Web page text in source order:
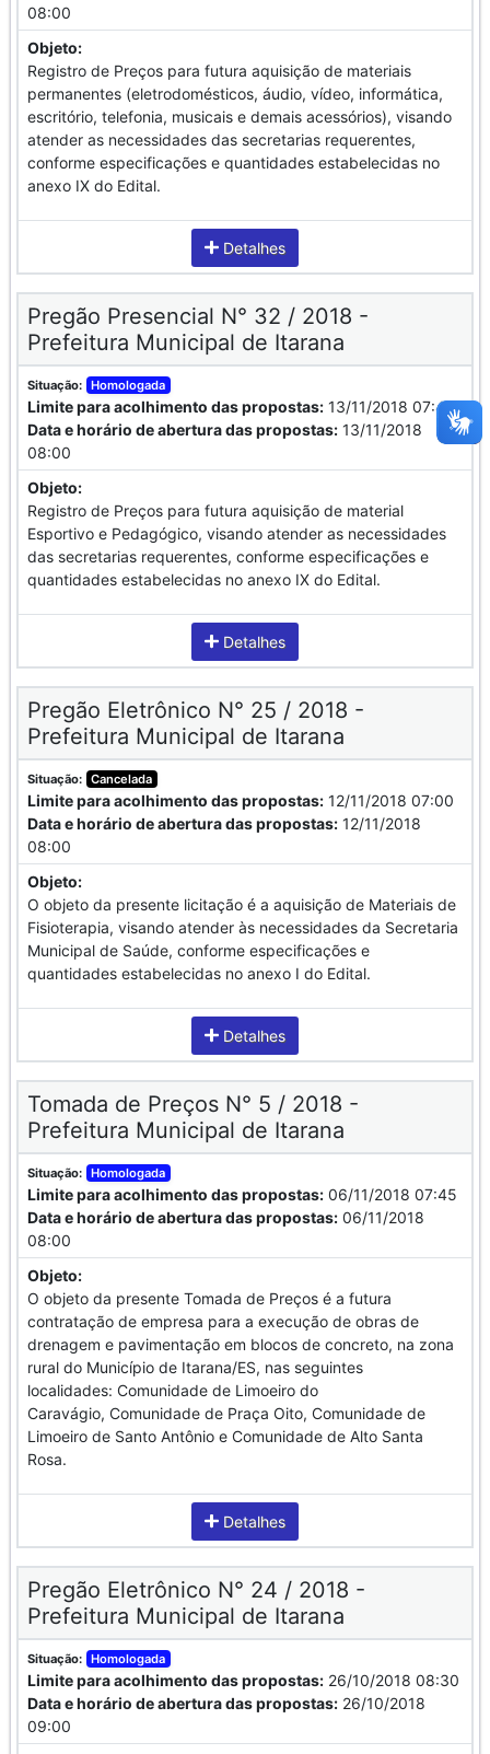
08:00
Objeto:
Registro de Preços para futura aquisição de materiais
permanentes (eletrodomésticos, áudio, vídeo, informática,
escritório, telefonia, musicais e demais acessórios), visando
atender as necessidades das secretarias requerentes,
conforme especificações e quantidades estabelecidas no
anexo IX do Edital.
Detalhes
Pregão Presencial N° 32 / 2018 -
Prefeitura Municipal de Itarana
Situação: Homologada
Limite para acolhimento das propostas: 13/11/2018 07:45
Data e horário de abertura das propostas: 13/11/2018
08:00
Objeto:
Registro de Preços para futura aquisição de material
Esportivo e Pedagógico, visando atender as necessidades
das secretarias requerentes, conforme especificações e
quantidades estabelecidas no anexo IX do Edital.
Detalhes
Pregão Eletrônico N° 25 / 2018 -
Prefeitura Municipal de Itarana
Situação: Cancelada
Limite para acolhimento das propostas: 12/11/2018 07:00
Data e horário de abertura das propostas: 12/11/2018
08:00
Objeto:
O objeto da presente licitação é a aquisição de Materiais de
Fisioterapia, visando atender às necessidades da Secretaria
Municipal de Saúde, conforme especificações e
quantidades estabelecidas no anexo I do Edital.
Detalhes
Tomada de Preços N° 5 / 2018 -
Prefeitura Municipal de Itarana
Situação: Homologada
Limite para acolhimento das propostas: 06/11/2018 07:45
Data e horário de abertura das propostas: 06/11/2018
08:00
Objeto:
O objeto da presente Tomada de Preços é a futura
contratação de empresa para a execução de obras de
drenagem e pavimentação em blocos de concreto, na zona
rural do Município de Itarana/ES, nas seguintes
localidades: Comunidade de Limoeiro do
Caravágio, Comunidade de Praça Oito, Comunidade de
Limoeiro de Santo Antônio e Comunidade de Alto Santa
Rosa.
Detalhes
Pregão Eletrônico N° 24 / 2018 -
Prefeitura Municipal de Itarana
Situação: Homologada
Limite para acolhimento das propostas: 26/10/2018 08:30
Data e horário de abertura das propostas: 26/10/2018
09:00